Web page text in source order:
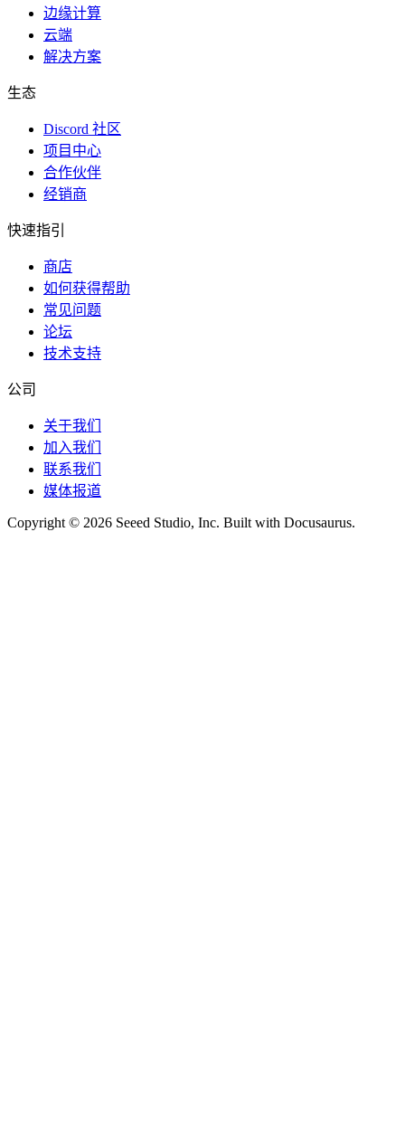
边缘计算
云端
解决方案
生态
Discord 社区
项目中心
合作伙伴
经销商
快速指引
商店
如何获得帮助
常见问题
论坛
技术支持
公司
关于我们
加入我们
联系我们
媒体报道
Copyright © 2026 Seeed Studio, Inc. Built with Docusaurus.